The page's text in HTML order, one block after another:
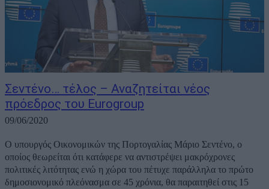
Σεντένο… τέλος – Αναζητείται νέος
πρόεδρος του Eurogroup
09/06/2020
O υπουργός Οικονομικών της Πορτογαλίας Μάριο Σεντένο, ο
οποίος θεωρείται ότι κατάφερε να αντιστρέψει μακρόχρονες
πολιτικές λιτότητας ενώ η χώρα του πέτυχε παράλληλα το πρώτο
δημοσιονομικό πλεόνασμα σε 45 χρόνια, θα παραιτηθεί στις 15